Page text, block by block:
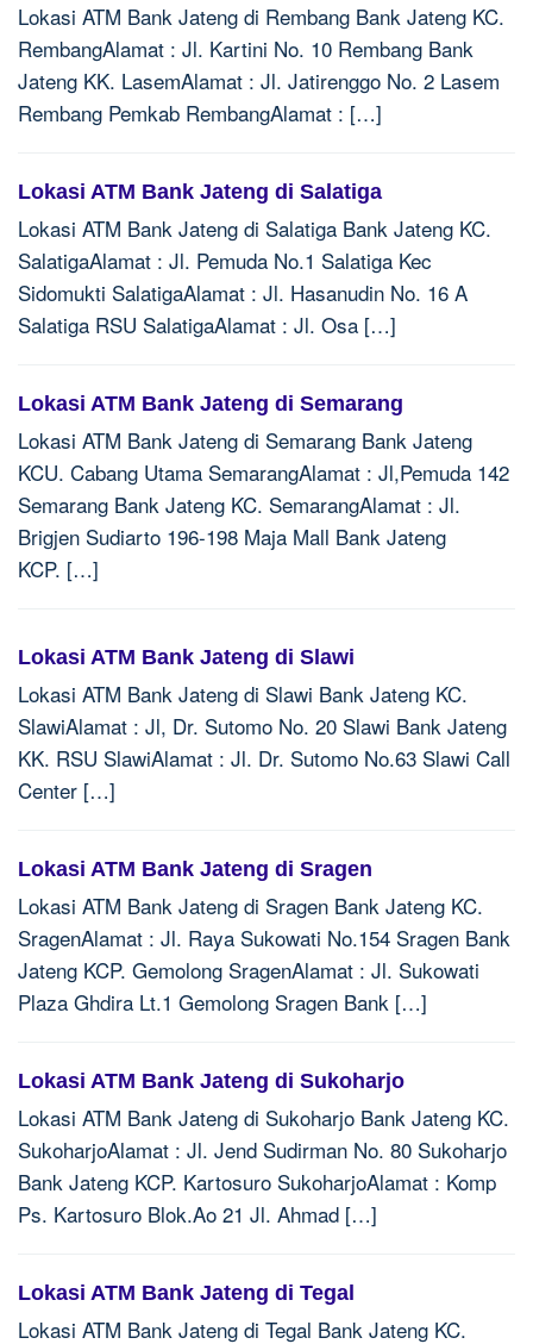
Lokasi ATM Bank Jateng di Rembang Bank Jateng KC.
RembangAlamat : Jl. Kartini No. 10 Rembang Bank
Jateng KK. LasemAlamat : Jl. Jatirenggo No. 2 Lasem
Rembang Pemkab RembangAlamat : […]
Lokasi ATM Bank Jateng di Salatiga
Lokasi ATM Bank Jateng di Salatiga Bank Jateng KC.
SalatigaAlamat : Jl. Pemuda No.1 Salatiga Kec
Sidomukti SalatigaAlamat : Jl. Hasanudin No. 16 A
Salatiga RSU SalatigaAlamat : Jl. Osa […]
Lokasi ATM Bank Jateng di Semarang
Lokasi ATM Bank Jateng di Semarang Bank Jateng
KCU. Cabang Utama SemarangAlamat : Jl,Pemuda 142
Semarang Bank Jateng KC. SemarangAlamat : Jl.
Brigjen Sudiarto 196-198 Maja Mall Bank Jateng
KCP. […]
Lokasi ATM Bank Jateng di Slawi
Lokasi ATM Bank Jateng di Slawi Bank Jateng KC.
SlawiAlamat : Jl, Dr. Sutomo No. 20 Slawi Bank Jateng
KK. RSU SlawiAlamat : Jl. Dr. Sutomo No.63 Slawi Call
Center […]
Lokasi ATM Bank Jateng di Sragen
Lokasi ATM Bank Jateng di Sragen Bank Jateng KC.
SragenAlamat : Jl. Raya Sukowati No.154 Sragen Bank
Jateng KCP. Gemolong SragenAlamat : Jl. Sukowati
Plaza Ghdira Lt.1 Gemolong Sragen Bank […]
Lokasi ATM Bank Jateng di Sukoharjo
Lokasi ATM Bank Jateng di Sukoharjo Bank Jateng KC.
SukoharjoAlamat : Jl. Jend Sudirman No. 80 Sukoharjo
Bank Jateng KCP. Kartosuro SukoharjoAlamat : Komp
Ps. Kartosuro Blok.Ao 21 Jl. Ahmad […]
Lokasi ATM Bank Jateng di Tegal
Lokasi ATM Bank Jateng di Tegal Bank Jateng KC.